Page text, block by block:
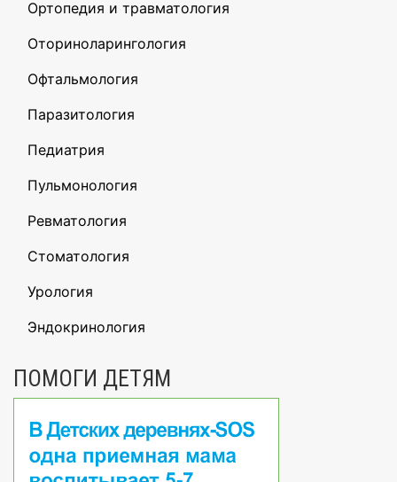
Ортопедия и травматология
Оториноларингология
Офтальмология
Паразитология
Педиатрия
Пульмонология
Ревматология
Стоматология
Урология
Эндокринология
ПОМОГИ ДЕТЯМ